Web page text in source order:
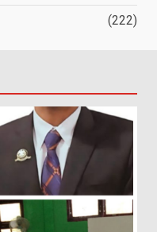
(222)